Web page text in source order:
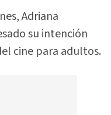
Adriana
su intención
cine para adultos.